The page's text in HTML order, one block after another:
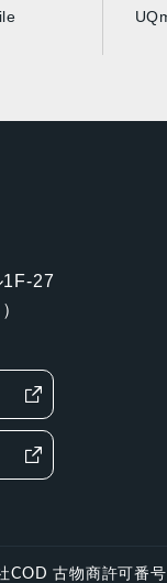
1F-27
COD 古物商許可番